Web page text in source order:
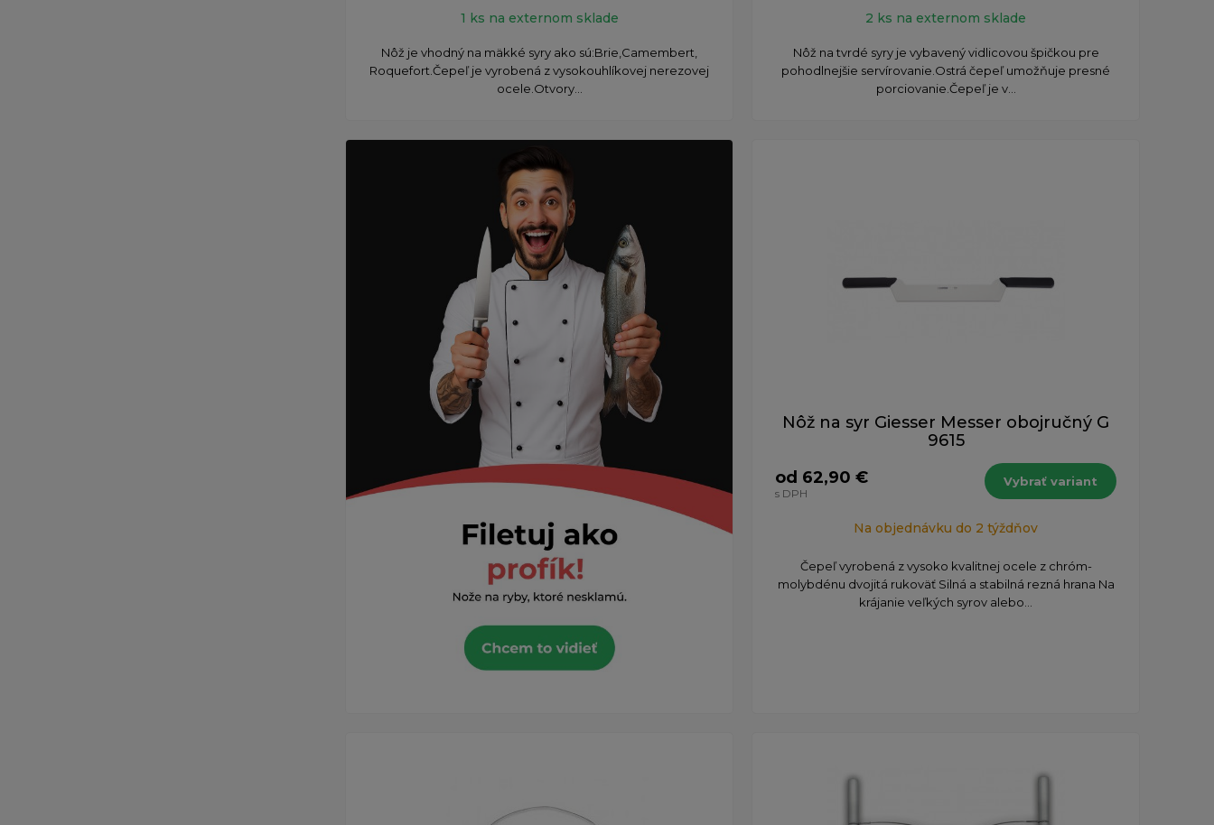
1 ks na externom sklade
Nôž je vhodný na mäkké syry ako sú: ​Brie, ​Camembert, ​
Roquefort. ​Čepeľ je vyrobená z vysokouhlíkovej nerezovej
ocele. ​Otvory...
2 ks na externom sklade
Nôž na tvrdé syry je vybavený vidlicovou špičkou pre
pohodlnejšie servírovanie. ​Ostrá čepeľ umožňuje presné
porciovanie. ​Čepeľ je v...
Nôž na syr Giesser Messer obojručný G
9615
od 62,90 €
s DPH
Vybrať variant
Na objednávku do 2 týždňov
Čepeľ vyrobená z vysoko kvalitnej ocele z chróm-
molybdénu dvojitá rukoväť Silná a stabilná rezná hrana Na
krájanie veľkých syrov alebo...